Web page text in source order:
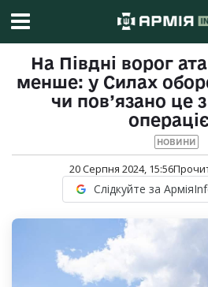
На Півдні ворог
менше: у Силах
чи пов’язано це
НОВИНИ
20 Серпня 2024, 15:56
Слідкуйте за